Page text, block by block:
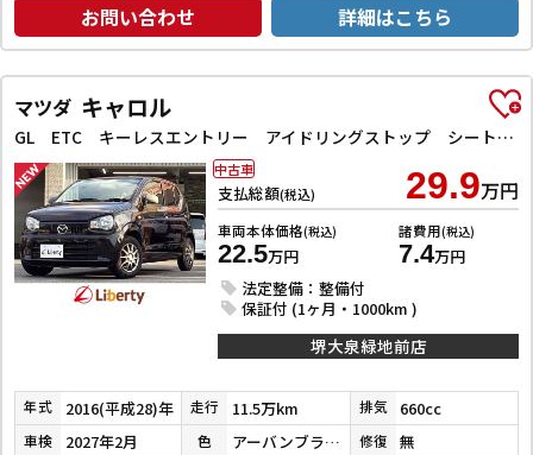
お問い合わせ 詳細はこちら
マツダ キャロル
GL ETC キーレスエントリー アイドリングストップ シートヒーター CVT ESC CD アルミホイール エアコン パワーウィンドウ
支払総額(税込) 29.9万円
車両本体価格(税込)
22.5万円
諸費用(税込)
7.4万円
法定整備：整備付
保証付 (1ヶ月・1000km )
中古車
堺大泉緑地前店
年式 2016(平成28)年 走行 11.5万km 排気 660cc
車検 2027年2月 色 アーバンブラウンパールメタリック 修復 無